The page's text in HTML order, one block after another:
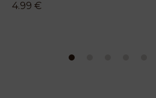
4.99 €